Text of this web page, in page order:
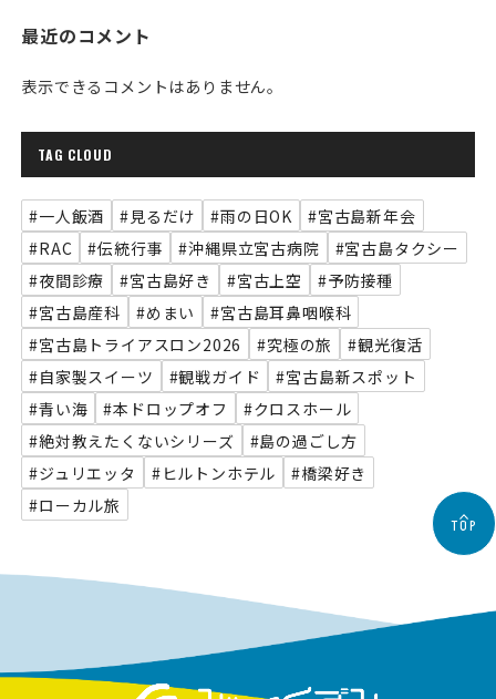
最近のコメント
表示できるコメントはありません。
TAG CLOUD
#一人飯酒 #見るだけ #雨の日OK
#宮古島新年会
#RAC
#伝統行事 #沖縄県立宮古病院
#宮古島タクシー
#夜間診療
#宮古島好き #宮古上空
#予防接種
#宮古島産科
#めまい
#宮古島耳鼻咽喉科
#宮古島トライアスロン2026
#究極の旅
#観光復活
#自家製スイーツ
#観戦ガイド
#宮古島新スポット
#青い海
#本ドロップオフ
#クロスホール
#絶対教えたくないシリーズ
#島の過ごし方
#ジュリエッタ
#ヒルトンホテル
#橋梁好き
#ローカル旅
TOP